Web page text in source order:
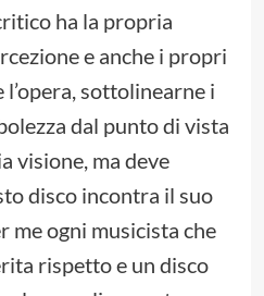
ha la propria
e anche i propri
sottolinearne i
dal punto di vista
visione, ma deve
disco incontra il suo
me ogni musicista che
rispetto e un disco